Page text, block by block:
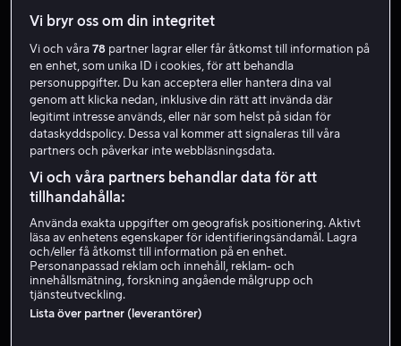
Fernando Villena
Vi bryr oss om din integritet
Vi och våra78 partner lagrar eller får åtkomst till information på
en enhet, som unika ID i cookies, för att behandla
personuppgifter. Du kan acceptera eller hantera dina val
genom att klicka nedan, inklusive din rätt att invända där
legitimt intresse används, eller när som helst på sidan för
dataskyddspolicy. Dessa val kommer att signaleras till våra
partners och påverkar inte webbläsningsdata.
Vi och våra partners behandlar data för att
tillhandahålla:
Använda exakta uppgifter om geografisk positionering. Aktivt
läsa av enhetens egenskaper för identifieringsändamål. Lagra
och/eller få åtkomst till information på en enhet.
Personanpassad reklam och innehåll, reklam- och
innehållsmätning, forskning angående målgrupp och
tjänsteutveckling.
Lista över partner (leverantörer)